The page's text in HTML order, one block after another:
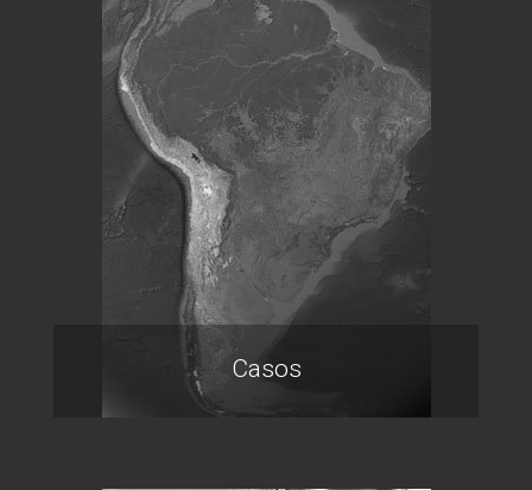
Casos